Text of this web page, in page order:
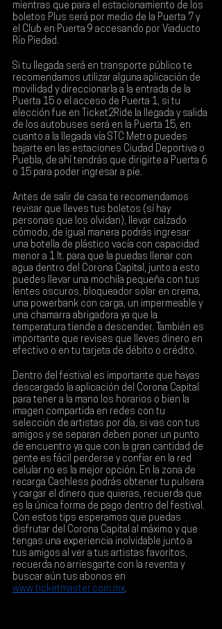
mientras que para el estacionamiento de los
boletos Plus será por medio de la Puerta 7 y
el Club en Puerta 9 accesando por Viaducto
Río Piedad.
Si tu llegada será en transporte público te
recomendamos utilizar alguna aplicación de
movilidad y direccionarla a la entrada de la
Puerta 15 o el acceso de Puerta 1, si tu
elección fue en Ticket2Ride la llegada y salida
de los autobuses será en la Puerta 15, en
cuanto a la llegada vía STC Metro puedes
bajarte en las estaciones Ciudad Deportiva o
Puebla, de ahí tendrás que dirigirte a Puerta 6
o 15 para poder ingresar a píe.
Antes de salir de casa te recomendamos
revisar que lleves tus boletos (sí hay
personas que los olvidan), llevar calzado
cómodo, de igual manera podrás ingresar
una botella de plástico vacía con capacidad
menor a 1 lt. para que la puedas llenar con
agua dentro del Corona Capital, junto a esto
puedes llevar una mochila pequeña con tus
lentes oscuros, bloqueador solar en crema,
una powerbank con carga, un impermeable y
una chamarra abrigadora ya que la
temperatura tiende a descender. También es
importante que revises que lleves dinero en
efectivo o en tu tarjeta de débito o crédito.
Dentro del festival es importante que hayas
descargado la aplicación del Corona Capital
para tener a la mano los horarios o bien la
imagen compartida en redes con tu
selección de artistas por día, si vas con tus
amigos y se separan deben poner un punto
de encuentro ya que con la gran cantidad de
gente es fácil perderse y confiar en la red
celular no es la mejor opción. En la zona de
recarga Cashless podrás obtener tu pulsera
y cargar el dinero que quieras, recuerda que
es la única forma de pago dentro del festival.
Con estos tips esperamos que puedas
disfrutar del Corona Capital al máximo y que
tengas una experiencia inolvidable junto a
tus amigos al ver a tus artistas favoritos,
recuerda no arriesgarte con la reventa y
buscar aún tus abonos en
www.ticketmaster.com.mx.